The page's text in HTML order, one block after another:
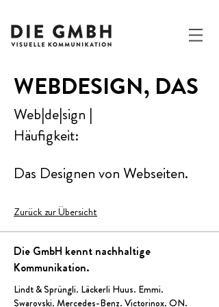
WEBDESIGN, DAS
Web|de|sign |
Häufigkeit:
Das Designen von Webseiten.
Zurück zur Übersicht
Die GmbH kennt nachhaltige
Kommunikation.
Lindt & Sprüngli. Läckerli Huus. Emmi.
Swarovski. Mercedes-Benz. Victorinox. ON.